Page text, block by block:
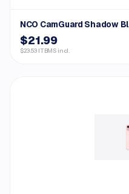
NCO CamGuard Shadow
$21.99
$23.53 ITBMS incl.